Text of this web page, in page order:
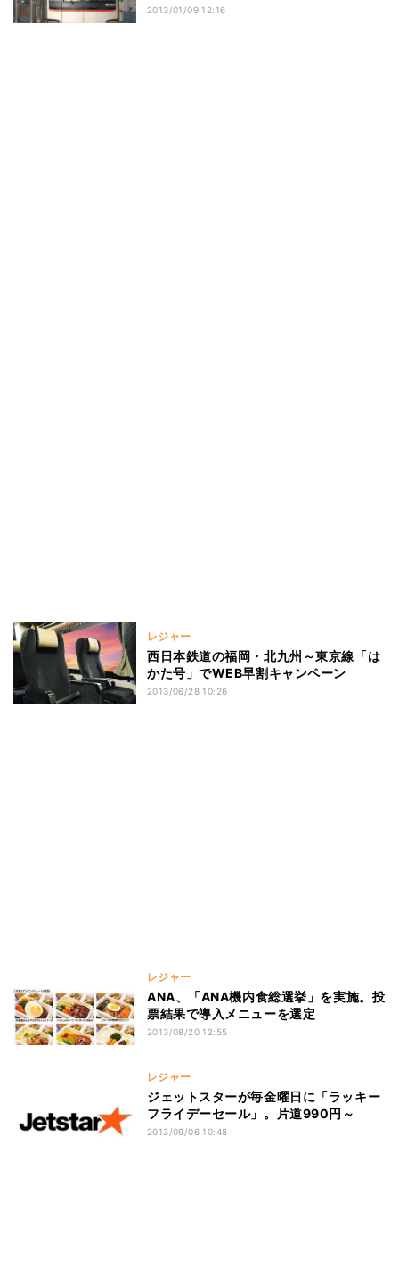
2013/01/09 12:16
レジャー
西日本鉄道の福岡・北九州～東京線「は
かた号」でWEB早割キャンペーン
2013/06/28 10:26
レジャー
ANA、「ANA機内食総選挙」を実施。投
票結果で導入メニューを選定
2013/08/20 12:55
レジャー
ジェットスターが毎金曜日に「ラッキー
フライデーセール」。片道990円～
2013/09/06 10:48